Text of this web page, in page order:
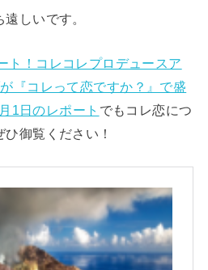
しいです。
ト！コレコレプロデュースア
『コレって恋ですか？』で盛
1日のレポート でもコレ恋につ
御覧ください！